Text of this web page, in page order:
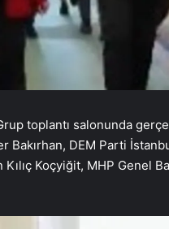
toplantı salonunda
Bakırhan, DEM Parti
Koçyiğit, MHP Genel